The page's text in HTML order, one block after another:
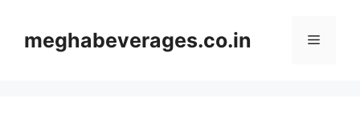
contentmeghabeverages.co.in Menu